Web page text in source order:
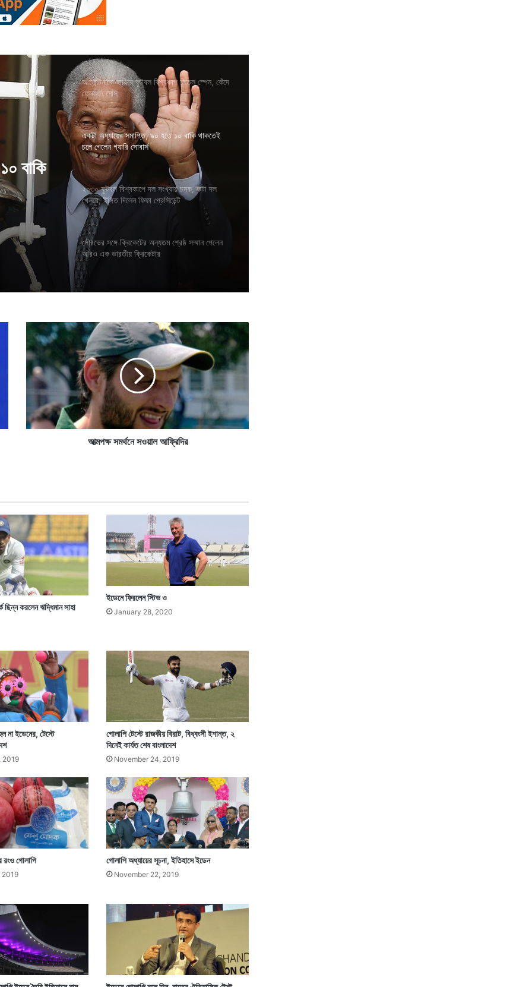
বাকি
চমক,
আর্জেন্টিনাকে হারিয়ে ফুটবল বিশ্বকাপ জিতল স্পেন, কেঁদে
ফেললেন মেসি
একটা অধ্যায়ের সমাপ্তি, ৯০ হতে ১০ বাকি থাকতেই
চলে গেলেন গ্যারি সোবার্স
২০৩০ ফুটবল বিশ্বকাপে দল সংখ্যায় চমক, কটা দল
খেলবে, ইঙ্গিত দিলেন ফিফা প্রেসিডেন্ট
সৌরভের সঙ্গে ক্রিকেটের অন্যতম শ্রেষ্ঠ সম্মান পেলেন
আরও এক ভারতীয় ক্রিকেটার
আ
প
স
নে
স
দি
র
আত্মপক্ষ সমর্থনে সওয়াল আফ্রিদির
ছিন্ন করলেন ঋদ্ধিমান সাহা
ইডেনে ফিরলেন স্টিভ ও
January 28, 2020
না ইডেনের, টেস্টে
2019
গোলাপি টেস্টে রাজকীয় বিরাট, বিধ্বংসী ইশান্ত, ২
দিনেই কার্যত শেষ বাংলাদেশ
November 24, 2019
রংও গোলাপি
2019
গোলাপি অধ্যায়ের সূচনা, ইতিহাসে ইডেন
November 22, 2019